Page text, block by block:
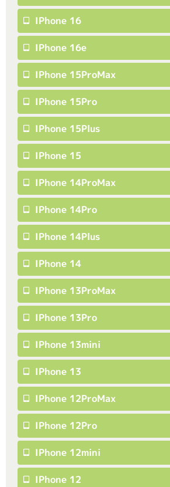
IPhone 16
IPhone 16e
IPhone 15ProMax
IPhone 15Pro
IPhone 15Plus
IPhone 15
IPhone 14ProMax
IPhone 14Pro
IPhone 14Plus
IPhone 14
IPhone 13ProMax
IPhone 13Pro
IPhone 13mini
IPhone 13
IPhone 12ProMax
IPhone 12Pro
IPhone 12mini
IPhone 12